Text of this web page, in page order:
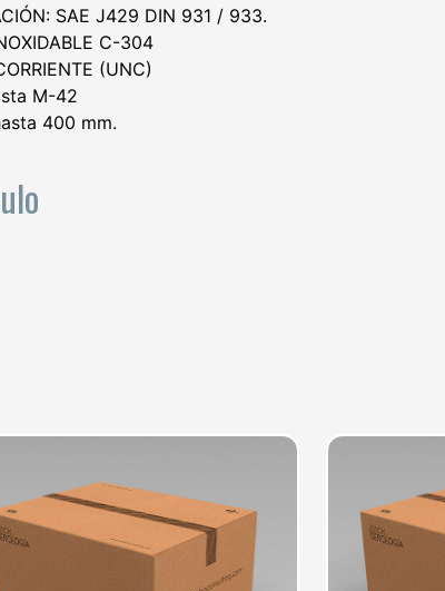
SAE J429 DIN 931 / 933.
C-304
(UNC)
M-42
400 mm.